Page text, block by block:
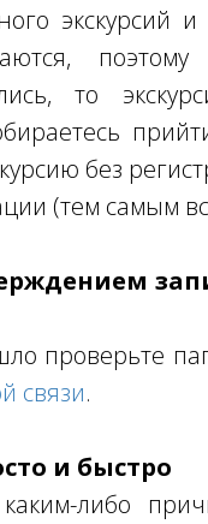
экскурсий
то
без
(тем самым
проверьте
связи.
и быстро
либо